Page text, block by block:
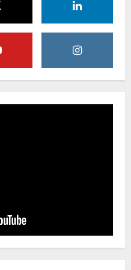
Maulid Arbain ke-7 di
At-Tafakur
Bersama Anggota DPR
Halal
Pamrih, Abah Emong
Pondok dan Marbot